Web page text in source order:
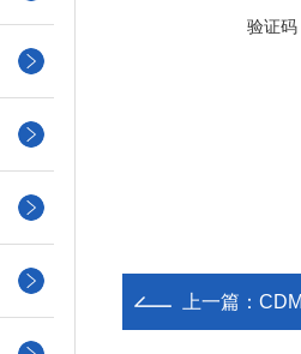
验证码
上一篇：